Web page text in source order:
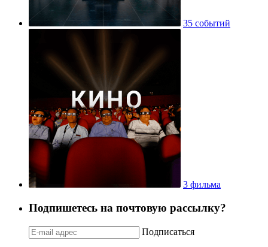
35 событий
3 фильма
Подпишетесь на почтовую рассылку?
Подписаться